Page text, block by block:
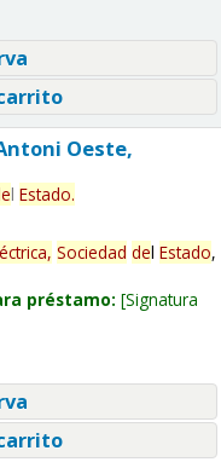
Oeste,
l Estado.
Sociedad del Estado,
préstamo: Signatura